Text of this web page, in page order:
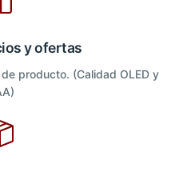
y ofertas
producto. (Calidad OLED y